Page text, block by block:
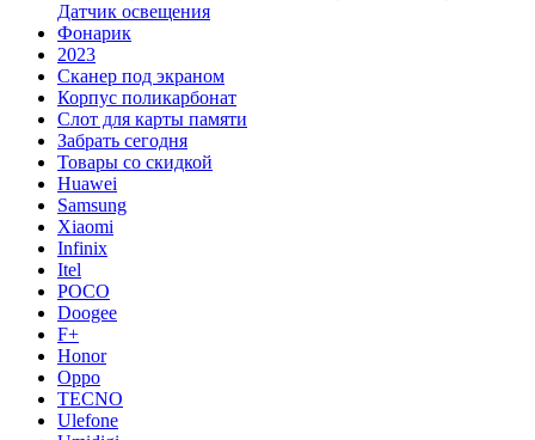
Датчик освещения
Фонарик
2023
Сканер под экраном
Корпус поликарбонат
Слот для карты памяти
Забрать сегодня
Товары со скидкой
Huawei
Samsung
Xiaomi
Infinix
Itel
POCO
Doogee
F+
Honor
Oppo
TECNO
Ulefone